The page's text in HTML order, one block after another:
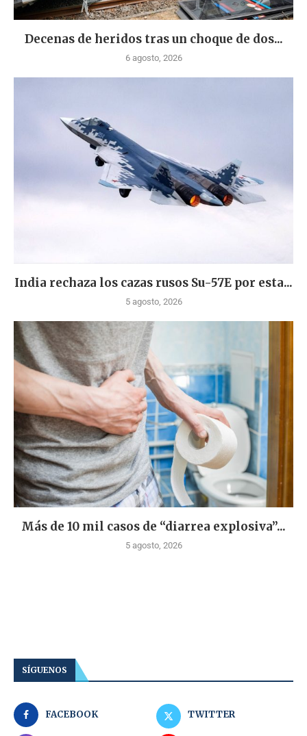
Decenas de heridos tras un choque de dos...
6 agosto, 2026
India rechaza los cazas rusos Su-57E por esta...
5 agosto, 2026
Más de 10 mil casos de “diarrea explosiva”...
5 agosto, 2026
SÍGUENOS
FACEBOOK TWITTER